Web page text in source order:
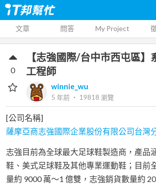
文章 問答 My Project
【志強國際/台中市西屯區】
工程師
winnie_wu
5 年前 ‧ 19818 瀏覽
0
[公司名稱]
薩摩亞商志強國際企業股份有限公司台灣
志強目前為全球最大足球鞋製造商，產品
鞋、美式足球鞋及其他專業運動鞋；目前
量約 9000 萬～1 億雙，志強銷貨數量約